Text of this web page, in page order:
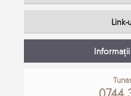
0744